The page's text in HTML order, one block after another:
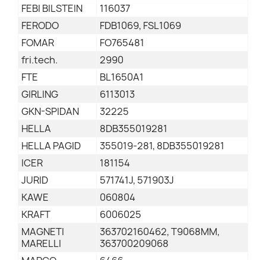
FEBI BILSTEIN
116037
FERODO
FDB1069, FSL1069
FOMAR
FO765481
fri.tech.
2990
FTE
BL1650A1
GIRLING
6113013
GKN-SPIDAN
32225
HELLA
8DB355019281
HELLA PAGID
355019-281, 8DB355019281
ICER
181154
JURID
571741J, 571903J
KAWE
060804
KRAFT
6006025
MAGNETI
MARELLI
363702160462, T9068MM,
363700209068